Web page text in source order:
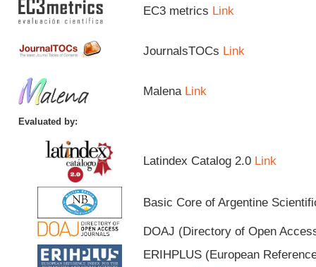
EC3 metrics Link
JournalsTOCs Link
Malena Link
Evaluated by:
Latindex Catalog 2.0 Link
Basic Core of Argentine
DOAJ (Directory of Open
ERIHPLUS (European